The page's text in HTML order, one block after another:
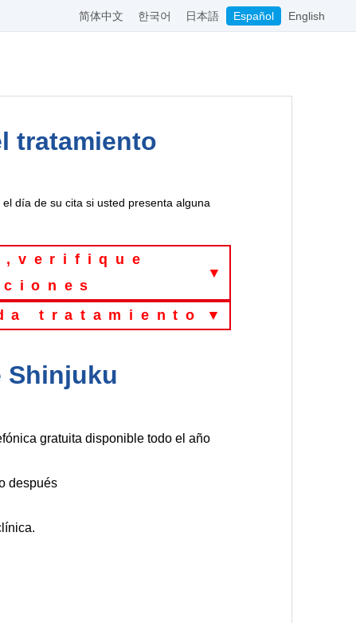
简体中文 한국어 日本語 Español English
tratamiento
día de su cita si usted presenta alguna
verifique
▼
tratamiento ▼
Shinjuku
gratuita disponible todo el año
después